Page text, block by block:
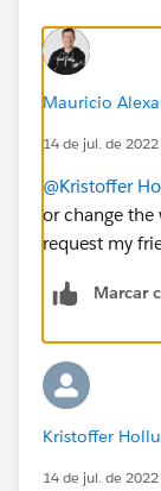
Mauricio
14 de jul. de
@Kristoffer
or change
request my
Marcar
Kristoffer
14 de jul. de